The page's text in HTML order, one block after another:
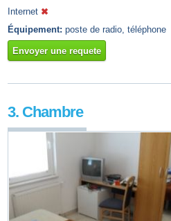
Internet
Équipement: poste de radio, téléphone
Envoyer une requete
3. Chambre